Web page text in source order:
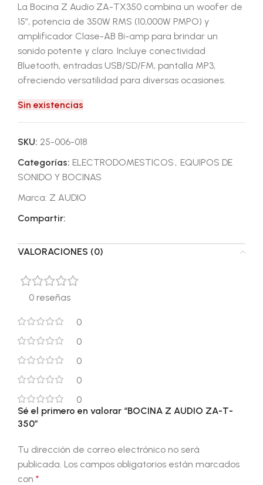
original
era:
RD$39,675.00.
actual
es:
RD$22,750.00.
La Bocina Z Audio ZA-TX350 combina un woofer de
15″, potencia de 350W RMS (10,000W PMPO) y
amplificador Clase-AB Bi-amp para brindar un
sonido potente y claro. Incluye conectividad
Bluetooth, entradas USB/SD/FM, pantalla MP3,
ofreciendo versatilidad para diversas ocasiones.
Sin existencias
SKU: 25-006-018
Categorías: ELECTRODOMESTICOS , EQUIPOS DE
SONIDO Y BOCINAS
Marca: Z AUDIO
Compartir:
VALORACIONES (0)
0 reseñas
0
0
0
0
0
Sé el primero en valorar “BOCINA Z AUDIO ZA-T-
350”
Tu dirección de correo electrónico no será
publicada. Los campos obligatorios están marcados
con *